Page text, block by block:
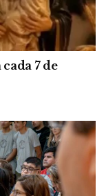
7 de